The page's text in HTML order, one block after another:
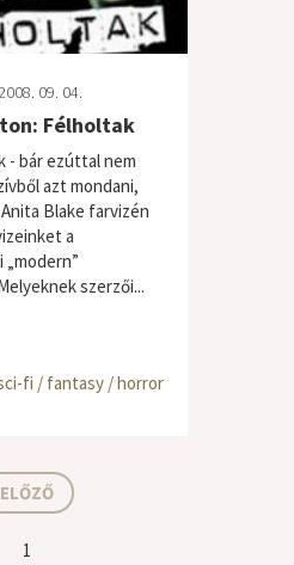
09. 04.
Félholtak
- bár ezúttal nem
azt mondani,
Blake farvizén
a
„modern”
szerzői...
fi / fantasy / horror
ELŐZŐ
1